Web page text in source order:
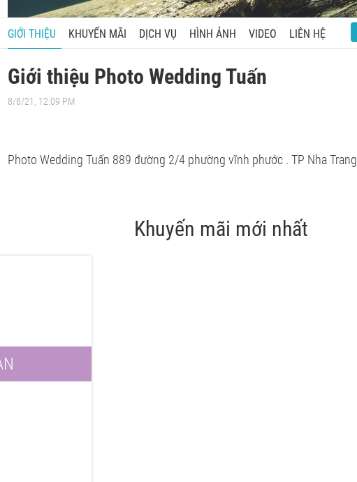
GIỚI THIỆU KHUYẾN MÃI DỊCH VỤ HÌNH ẢNH VIDEO LIÊN HỆ
Giới thiệu Photo Wedding Tuấn
8/8/21, 12:09 PM
Photo Wedding Tuấn 889 đường 2/4 phường vĩnh phước . TP Nha Trang
Khuyến mãi mới nhất